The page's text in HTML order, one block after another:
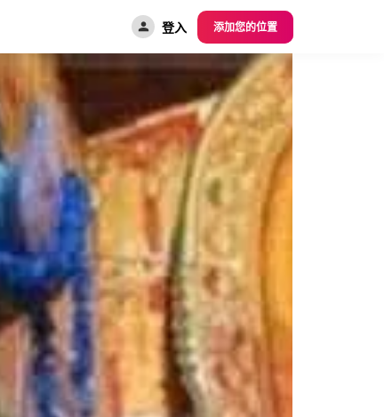
登入
添加您的位置